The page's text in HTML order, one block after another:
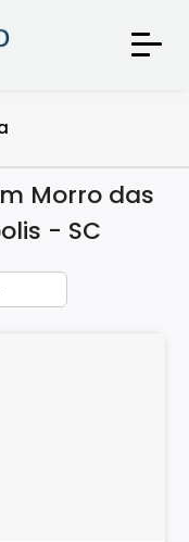
Morro das
- SC